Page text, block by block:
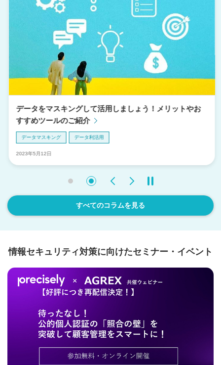
ューでIaaS(AWS・Azure)導入を支援
IaaS(AWS・Azure)導入支援サービ
ス
「検索」「対処」「管理」の3ステップ
で個人情報ファイルを保護します
P-Pointer File Security導入支援サ
ービス
データをマスキングして活用しましょう！メリットやお
すすめツールのご紹介
データマスキング データ利活用
2023年5月12日
Previous
すべてのコラムを見る
情報セキュリティ対策に向けたセミナー・イベント